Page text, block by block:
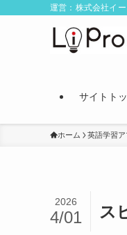
運営：株式会社イ
サイトト
ホーム 英語学習ア
ス
2026
4/01